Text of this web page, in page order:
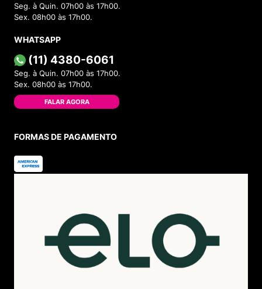
Seg. à Quin. 07h00 às 17h00.
Sex. 08h00 às 17h00.
WHATSAPP
(11) 4380-6061
Seg. à Quin. 07h00 às 17h00.
Sex. 08h00 às 17h00.
FALAR AGORA
FORMAS DE PAGAMENTO